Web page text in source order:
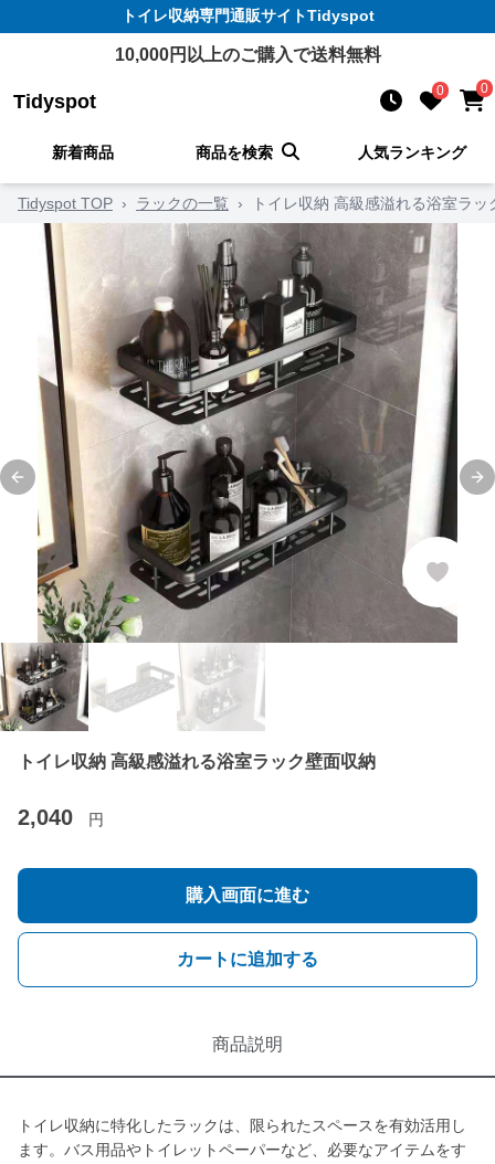
トイレ収納専門通販サイトTidyspot
10,000円以上のご購入で送料無料
Tidyspot 0 0
新着商品 商品を検索 人気ランキング
Tidyspot TOP › ラックの一覧 › トイレ収納 高級感溢れる浴室ラッ
Previous slide
トイレ収納 高級感溢れる浴室ラック壁面収納
2,040 円
購入画面に進む
カートに追加する
商品説明
トイレ収納に特化したラックは、限られたスペースを有効活用し
ます。バス用品やトイレットペーパーなど、必要なアイテムをす